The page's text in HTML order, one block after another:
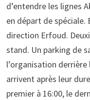
d’entendre les lignes
en départ de spéciale.
direction Erfoud.
stand. Un parking de
l’organisation
arrivent après leur
premier à 16:00, le